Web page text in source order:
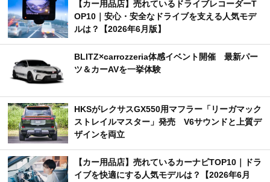
【カー用品店】売れているドライブレコーダーT
OP10｜安心・安全なドライブを支える人気モデ
ルは？【2026年6月版】
BLITZ×carrozzeria体感イベント開催 最新パー
ツ＆カーAVを一挙体験
HKSがレクサスGX550用マフラー「リーガマック
ストレイルマスター」発売 V6サウンドと上質デ
ザインを両立
【カー用品店】売れているカーナビTOP10｜ドラ
イブを快適にする人気モデルは？【2026年6月